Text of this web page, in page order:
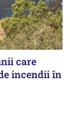
care
incendii în